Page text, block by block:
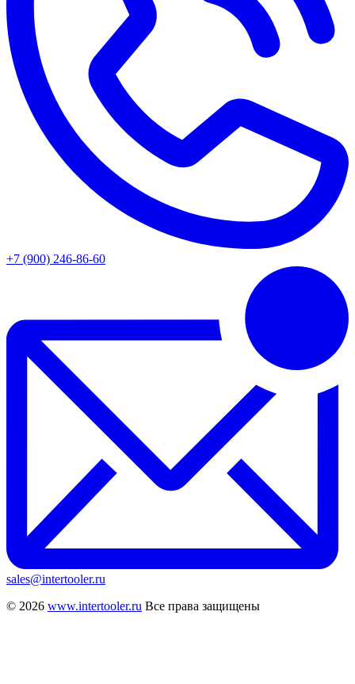
+7 (900) 246-86-60
sales@intertooler.ru
© 2026 www.intertooler.ru Все права защищены